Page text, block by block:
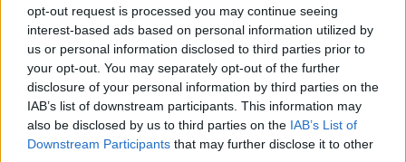
opt-out request is processed you may continue seeing
interest-based ads based on personal information utilized by
us or personal information disclosed to third parties prior to
your opt-out. You may separately opt-out of the further
disclosure of your personal information by third parties on the
IAB’s list of downstream participants. This information may
also be disclosed by us to third parties on the IAB’s List of
Downstream Participants that may further disclose it to other
vezérelt nyári este nem a hajnali hazatántorgásról szól,
hanem a mély beszélgetésekről egy teraszon, a közös
piknikekről a naplementében, és arról a luxusról, hogy
másnap reggel frissen, energikusan ébredve indulhat a
nap.